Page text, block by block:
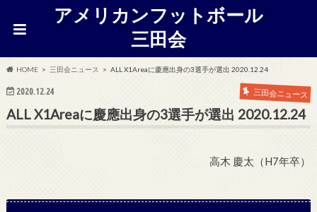
アメリカンフットボール
三田会
HOME 三田会ニュース ALL X1Areaに慶應出身の3選手が選出 2020.12.24
2020.12.24 三田会ニュース
ALL X1Areaに慶應出身の3選手が選出 2020.12.24
高木 慶太（H7年卒）